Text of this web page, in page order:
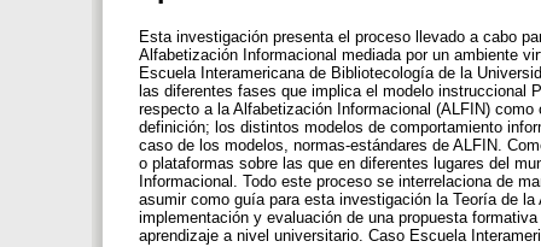
Esta investigación presenta el proceso llevado a cabo
Alfabetización Informacional mediada por un ambiente
Escuela Interamericana de Bibliotecología de la
las diferentes fases que implica el modelo instruccional
respecto a la Alfabetización Informacional (ALFIN)
definición; los distintos modelos de comportamiento
caso de los modelos, normas-estándares de ALFIN.
o plataformas sobre las que en diferentes lugares del
Informacional. Todo este proceso se interrelaciona de
asumir como guía para esta investigación la Teoría de
implementación y evaluación de una propuesta
aprendizaje a nivel universitario. Caso Escuela